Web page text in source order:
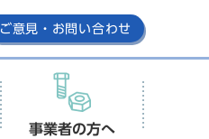
ご意見・お問い合わせ
事業者の方へ